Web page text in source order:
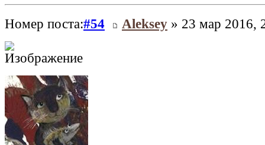
Номер поста:#54 Aleksey » 23 мар 2016,